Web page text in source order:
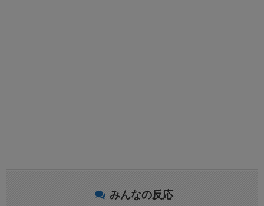
みんなの反応